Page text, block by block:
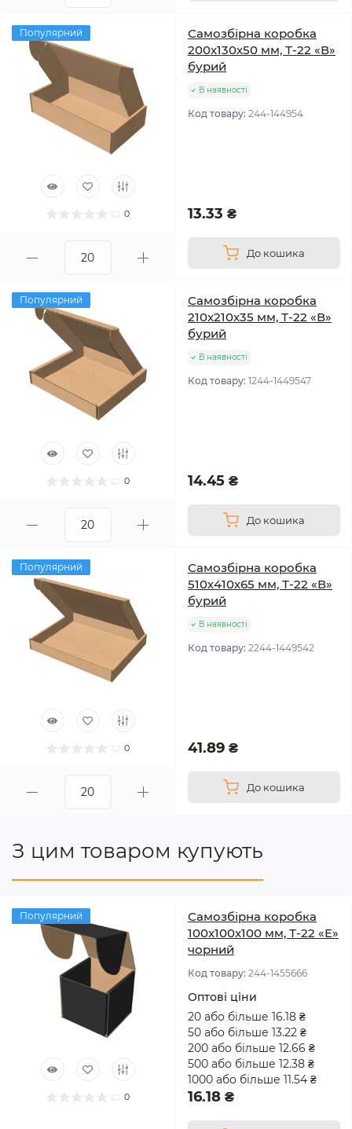
Популярний
0
Самозбірна коробка
200х130х50 мм, Т-22 «В»
бурий
В наявності
Код товару: 244-144954
13.33 ₴
До кошика
Популярний
0
Самозбірна коробка
210х210х35 мм, Т-22 «В»
бурий
В наявності
Код товару: 1244-1449547
14.45 ₴
До кошика
Популярний
0
Самозбірна коробка
510х410х65 мм, Т-22 «В»
бурий
В наявності
Код товару: 2244-1449542
41.89 ₴
До кошика
З цим товаром купують
Популярний
0
Самозбірна коробка
100x100x100 мм, Т-22 «Е»
чорний
Код товару: 244-1455666
Оптові ціни
20 або більше 16.18 ₴
50 або більше 13.22 ₴
200 або більше 12.66 ₴
500 або більше 12.38 ₴
1000 або більше 11.54 ₴
16.18 ₴